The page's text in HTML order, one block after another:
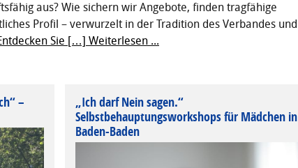
aus? Wie sichern wir Angebote, finden tragfähige
Profil – verwurzelt in der Tradition des Verbandes und
Sie […] Weiterlesen ...
–
„Ich darf Nein sagen.“
Selbstbehauptungsworkshops für Mädchen in
Baden-Baden